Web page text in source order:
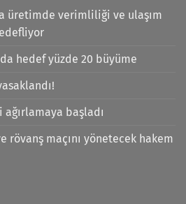
üretimde verimliliği ve ulaşım
hedef yüzde 20 büyüme
başladı
rövanş maçını yönetecek hakem